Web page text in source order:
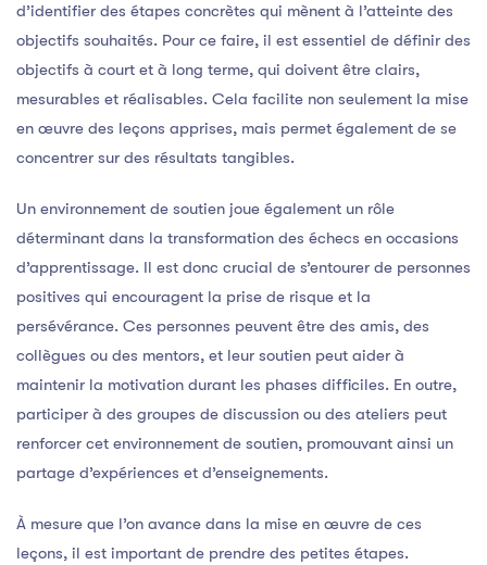
d’identifier des étapes concrètes qui mènent à l’atteinte des
objectifs souhaités. Pour ce faire, il est essentiel de définir des
objectifs à court et à long terme, qui doivent être clairs,
mesurables et réalisables. Cela facilite non seulement la mise
en œuvre des leçons apprises, mais permet également de se
concentrer sur des résultats tangibles.
Un environnement de soutien joue également un rôle
déterminant dans la transformation des échecs en occasions
d’apprentissage. Il est donc crucial de s’entourer de personnes
positives qui encouragent la prise de risque et la
persévérance. Ces personnes peuvent être des amis, des
collègues ou des mentors, et leur soutien peut aider à
maintenir la motivation durant les phases difficiles. En outre,
participer à des groupes de discussion ou des ateliers peut
renforcer cet environnement de soutien, promouvant ainsi un
partage d’expériences et d’enseignements.
À mesure que l’on avance dans la mise en œuvre de ces
leçons, il est important de prendre des petites étapes.